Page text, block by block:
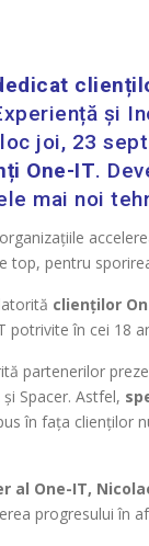
și
joi, 23
One-IT.
mai noi
top, pentru
clienților
în cei 18
partenerilor
Spacer. Astfel,
în fața
al One-IT,
progresului în